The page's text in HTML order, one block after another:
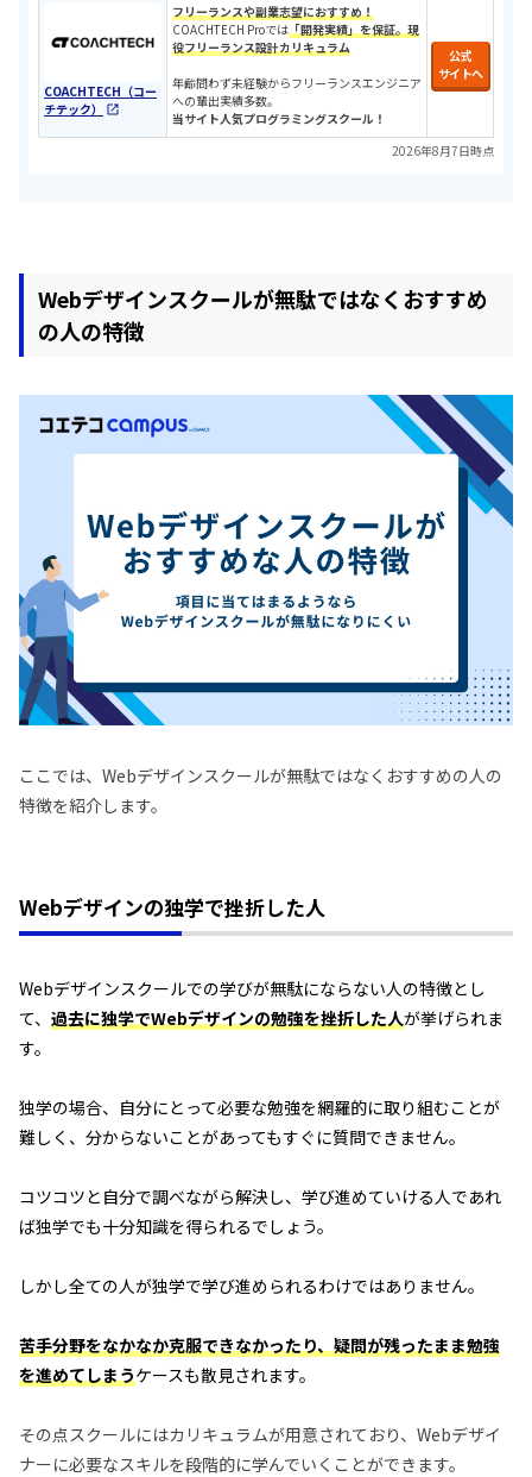
COACHTECH（コー
チテック）
フリーランスや副業志望におすすめ！
COACHTECH Proでは 「開発実績」を保証。現
役フリーランス設計カリキュラム
年齢問わず未経験からフリーランスエンジニア
への輩出実績多数。
当サイト人気プログラミングスクール！
公式
サイトへ
2026年8月7日時点
Webデザインスクールが無駄ではなくおすすめ
の人の特徴
ここでは、Webデザインスクールが無駄ではなくおすすめの人の
特徴を紹介します。
Webデザインの独学で挫折した人
Webデザインスクールでの学びが無駄にならない人の特徴とし
て、 過去に独学でWebデザインの勉強を挫折した人が挙げられま
す。
独学の場合、自分にとって必要な勉強を網羅的に取り組むことが
難しく、分からないことがあってもすぐに質問できません。
コツコツと自分で調べながら解決し、学び進めていける人であれ
ば独学でも十分知識を得られるでしょう。
しかし全ての人が独学で学び進められるわけではありません。
苦手分野をなかなか克服できなかったり、疑問が残ったまま勉強
を進めてしまうケースも散見されます。
その点スクールにはカリキュラムが用意されており、Webデザイ
ナーに必要なスキルを段階的に学んでいくことができます。